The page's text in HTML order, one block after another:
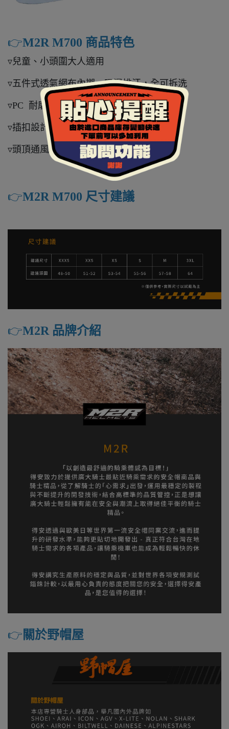
👉️M2R M700 商品特色
▿兒童、小頭圍大人適用
▿五件式透氣網布內襯，吸濕排汗，全可拆洗
▿PC 耐磨抗 UV 鏡片
▿插扣設計，穿戴方便
▿頭頂通風設計，較不易悶熱
👉️M2R M700 尺寸建議
👉️M2R 品牌介紹
👉️ 關於野帽屋